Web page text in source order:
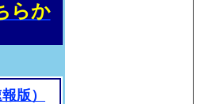
らか
版）